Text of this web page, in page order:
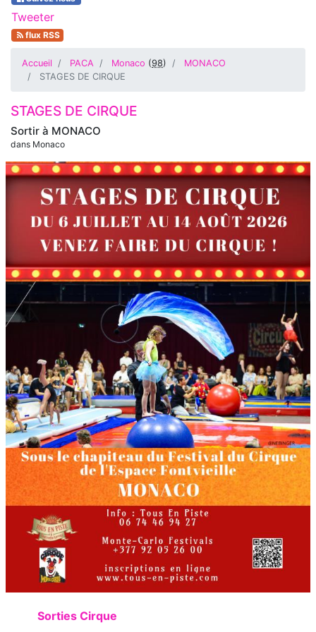
Tweeter
flux RSS
Accueil PACA Monaco (98)
MONACO
STAGES DE CIRQUE
Sortir à MONACO
dans Monaco
STAGES DE CIRQUE
Sorties Cirque